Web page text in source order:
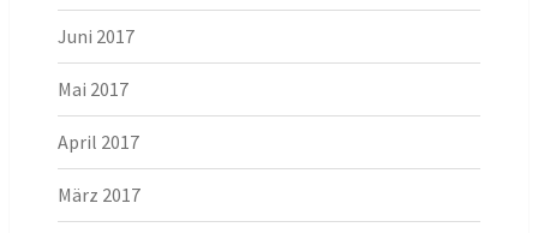
Juni 2017
Mai 2017
April 2017
März 2017